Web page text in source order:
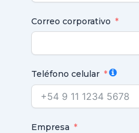
Correo corporativo
Teléfono celular
Empresa